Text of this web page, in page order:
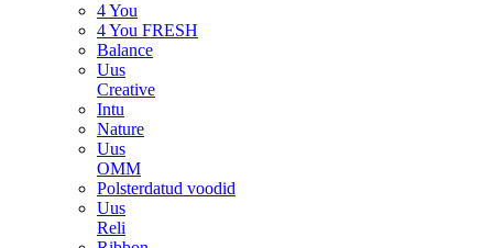
4 You
4 You FRESH
Balance
Uus
Creative
Intu
Nature
Uus
OMM
Polsterdatud voodid
Uus
Reli